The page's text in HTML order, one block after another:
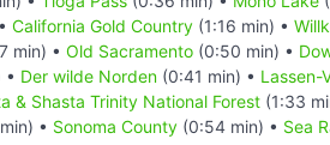
California Gold Country (1:16 min) •
min) • Old Sacramento (0:50 min) •
• Der wilde Norden (0:41 min) • Lassen-
& Shasta Trinity National Forest (1:33
• Sonoma County (0:54 min) • Sea